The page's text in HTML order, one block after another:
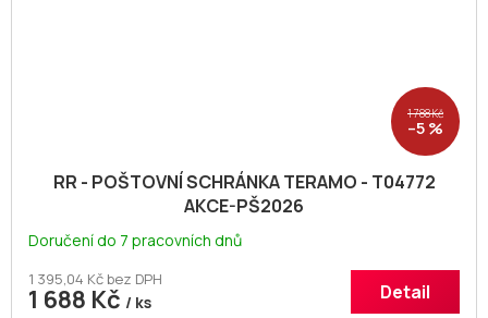
1 788 Kč
–5 %
RR - POŠTOVNÍ SCHRÁNKA TERAMO - T04772
AKCE-PŠ2026
Doručení do 7 pracovních dnů
1 395,04 Kč bez DPH
1 688 Kč / ks Detail